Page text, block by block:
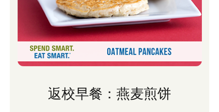
返校早餐：燕麦煎饼